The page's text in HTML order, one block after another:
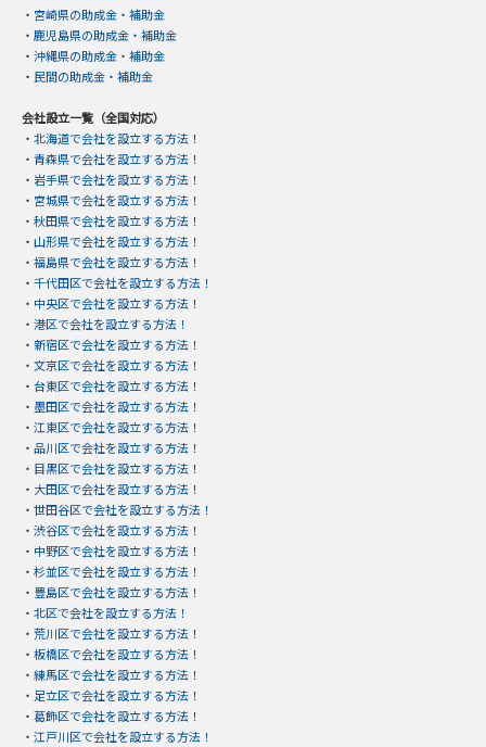
・ 宮崎県の助成金・補助金
・ 鹿児島県の助成金・補助金
・ 沖縄県の助成金・補助金
・ 民間の助成金・補助金
会社設立一覧（全国対応）
・ 北海道で会社を設立する方法！
・ 青森県で会社を設立する方法！
・ 岩手県で会社を設立する方法！
・ 宮城県で会社を設立する方法！
・ 秋田県で会社を設立する方法！
・ 山形県で会社を設立する方法！
・ 福島県で会社を設立する方法！
・ 千代田区で会社を設立する方法！
・ 中央区で会社を設立する方法！
・ 港区で会社を設立する方法！
・ 新宿区で会社を設立する方法！
・ 文京区で会社を設立する方法！
・ 台東区で会社を設立する方法！
・ 墨田区で会社を設立する方法！
・ 江東区で会社を設立する方法！
・ 品川区で会社を設立する方法！
・ 目黒区で会社を設立する方法！
・ 大田区で会社を設立する方法！
・ 世田谷区で会社を設立する方法！
・ 渋谷区で会社を設立する方法！
・ 中野区で会社を設立する方法！
・ 杉並区で会社を設立する方法！
・ 豊島区で会社を設立する方法！
・ 北区で会社を設立する方法！
・ 荒川区で会社を設立する方法！
・ 板橋区で会社を設立する方法！
・ 練馬区で会社を設立する方法！
・ 足立区で会社を設立する方法！
・ 葛飾区で会社を設立する方法！
・ 江戸川区で会社を設立する方法！